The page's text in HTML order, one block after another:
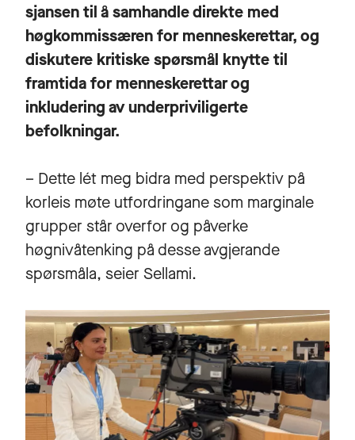
sjansen til å samhandle direkte med
høgkommissæren for menneskerettar, og
diskutere kritiske spørsmål knytte til
framtida for menneskerettar og
inkludering av underpriviligerte
befolkningar.
– Dette lét meg bidra med perspektiv på
korleis møte utfordringane som marginale
grupper står overfor og påverke
høgnivåtenking på desse avgjerande
spørsmåla, seier Sellami.